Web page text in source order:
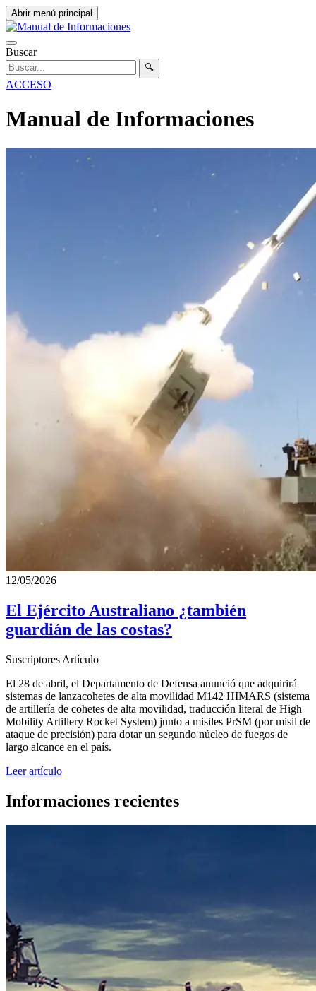
Abrir menú principal
Buscar
🔍
ACCESO
Manual de Informaciones
12/05/2026
El Ejército Australiano ¿también
guardián de las costas?
Suscriptores Artículo
El 28 de abril, el Departamento de Defensa anunció que adquirirá
sistemas de lanzacohetes de alta movilidad M142 HIMARS (sistema
de artillería de cohetes de alta movilidad, traducción literal de High
Mobility Artillery Rocket System) junto a misiles PrSM (por misil de
ataque de precisión) para dotar un segundo núcleo de fuegos de
largo alcance en el país.
Leer artículo
Informaciones recientes